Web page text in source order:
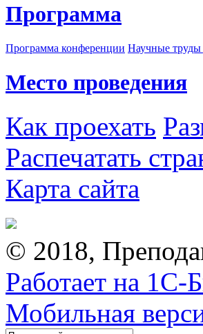
Программа
Программа конференции Научные труды
Место проведения
Как проехать
Распечатать
Карта сайта
© 2018,
Работает на 1С-
Мобильная